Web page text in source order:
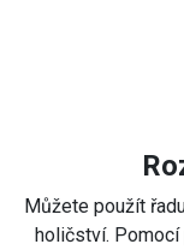
Můžete použít
holičství.